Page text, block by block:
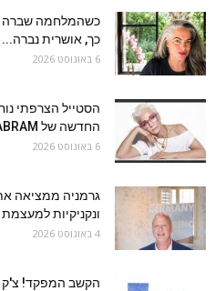
כשהמלחמה שברה
כך, אושרית נברה...
6 באוגוסט 2026
הסטייל הצרפתי
החדשה של CAROLIN ABRAM הושקה
6 באוגוסט 2026
גרמניה ממציאה
ונקניקיות למעצמת
4 באוגוסט 2026
הקשב המפקד! צ'ק